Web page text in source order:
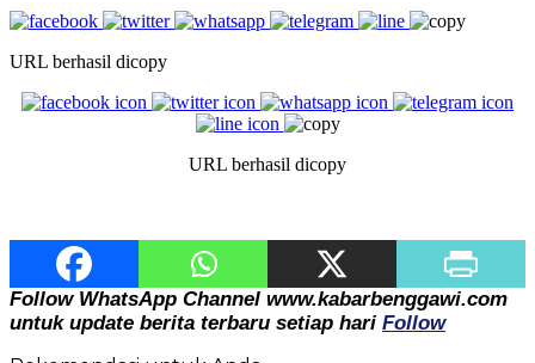
URL berhasil dicopy
URL berhasil dicopy
Follow WhatsApp Channel www.kabarbenggawi.com
untuk update berita terbaru setiap hari Follow